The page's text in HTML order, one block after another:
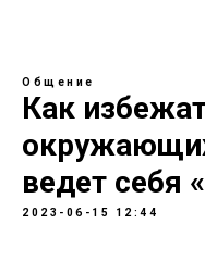
Общение
Как
ведет себя
2023-06-15 12:44